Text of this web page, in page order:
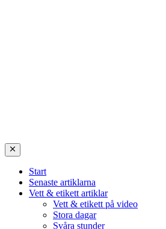
Start
Senaste artiklarna
Vett & etikett artiklar
Vett & etikett på video
Stora dagar
Svåra stunder